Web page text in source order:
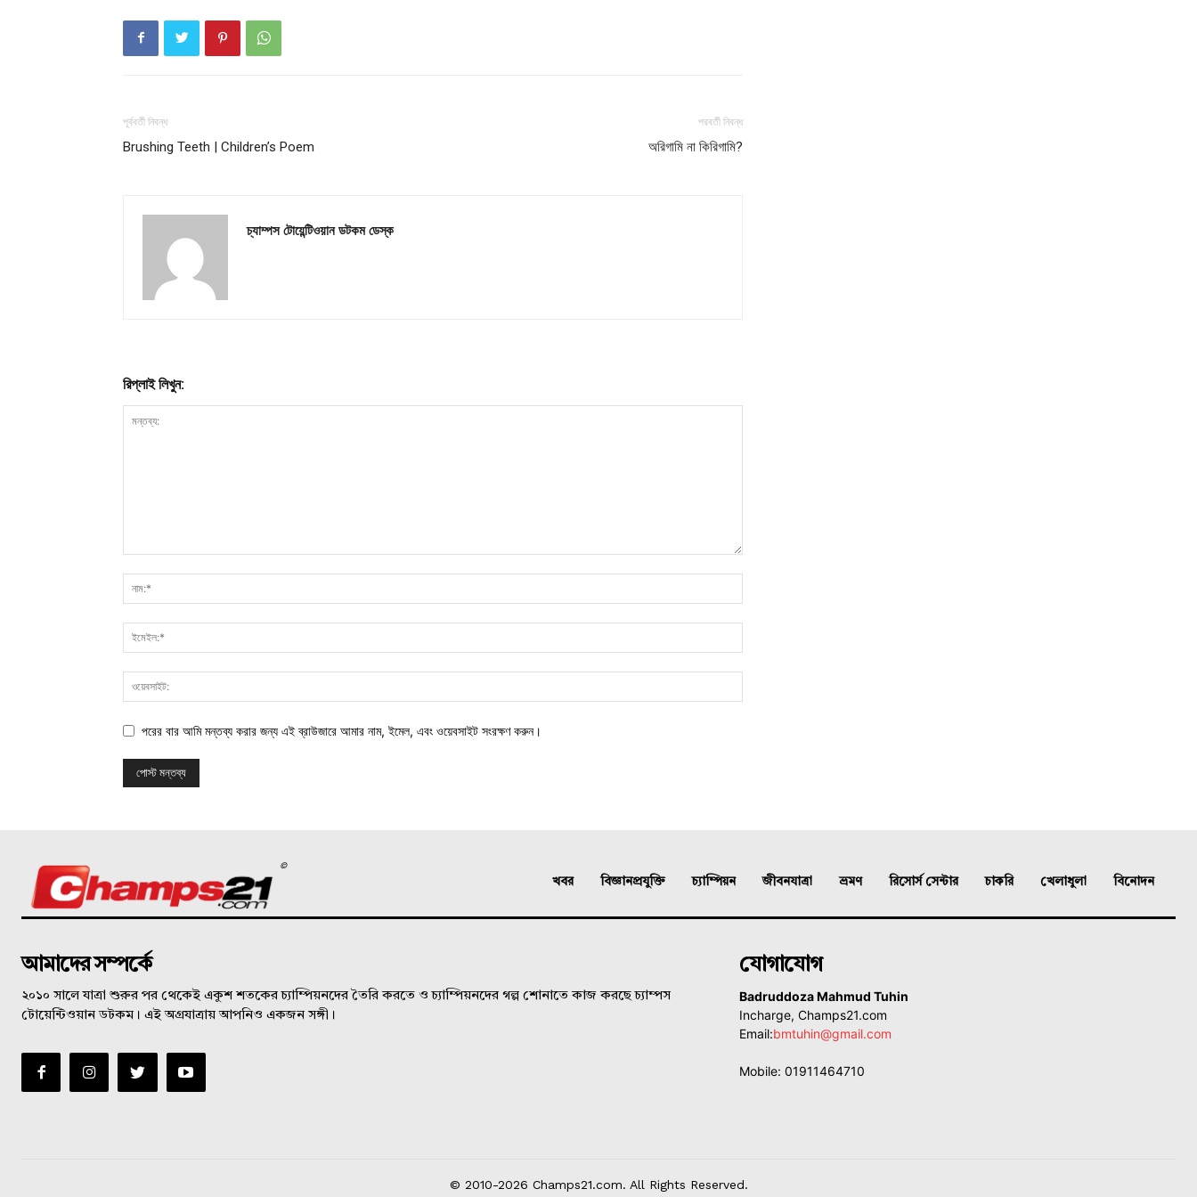
পূর্ববর্তী নিবন্ধ
Brushing Teeth | Children’s Poem
পরবর্তী নিবন্ধ
অরিগামি না কিরিগামি?
চ্যাম্পস টোয়েন্টিওয়ান ডটকম ডেস্ক
রিপ্লাই লিখুন:
পরের বার আমি মন্তব্য করার জন্য এই ব্রাউজারে আমার নাম, ইমেল, এবং ওয়েবসাইট সংরক্ষণ করুন।
©
খবর বিজ্ঞানপ্রযুক্তি চ্যাম্পিয়ন জীবনযাত্রা ভ্রমণ রিসোর্স সেন্টার চাকরি খেলাধুলা বিনোদন
আমাদের সম্পর্কে
২০১০ সালে যাত্রা শুরুর পর থেকেই একুশ শতকের চ্যাম্পিয়নদের তৈরি করতে ও চ্যাম্পিয়নদের গল্প শোনাতে কাজ করছে চ্যাম্পস
টোয়েন্টিওয়ান ডটকম। এই অগ্রযাত্রায় আপনিও একজন সঙ্গী।
যোগাযোগ
Badruddoza Mahmud Tuhin
Incharge, Champs21.com
Email:bmtuhin@gmail.com
Mobile: 01911464710
© 2010-2026 Champs21.com. All Rights Reserved.